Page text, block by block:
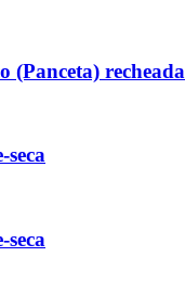
(Panceta) recheada